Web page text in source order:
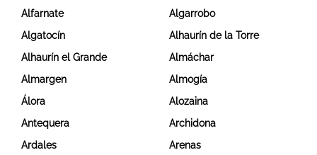
Alfarnate
Algarrobo
Algatocín
Alhaurín de la Torre
Alhaurín el Grande
Almáchar
Almargen
Almogía
Álora
Alozaina
Antequera
Archidona
Ardales
Arenas